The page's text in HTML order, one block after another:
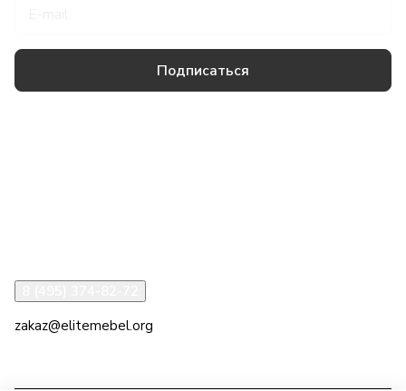
Подписаться
zakaz@elitemebel.org